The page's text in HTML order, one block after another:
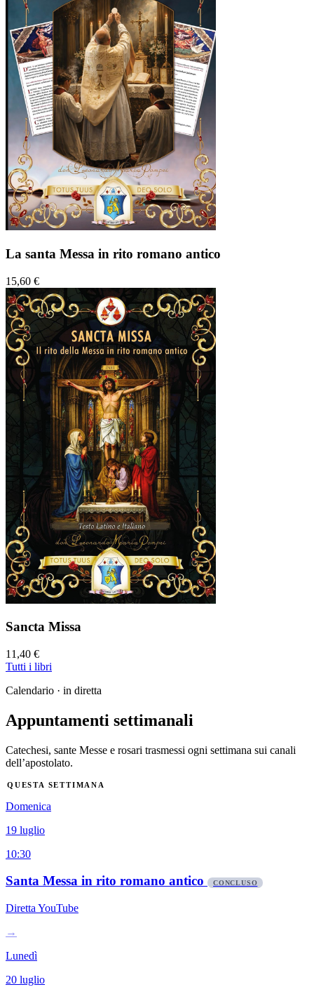
La santa Messa in rito romano antico
15,60 €
Sancta Missa
11,40 €
Tutti i libri
Calendario · in diretta
Appuntamenti settimanali
Catechesi, sante Messe e rosari trasmessi ogni settimana sui canali
dell’apostolato.
QUESTA SETTIMANA
Domenica
19 luglio
10:30
Santa Messa in rito romano antico CONCLUSO
Diretta YouTube
→
Lunedì
20 luglio